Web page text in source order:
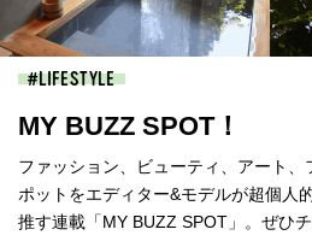
LIFESTYLE
MY BUZZ SPOT！
ファッション、ビューティ、アート
ポットをエディター&モデルが超個人
推す連載「MY BUZZ SPOT」。ぜひ